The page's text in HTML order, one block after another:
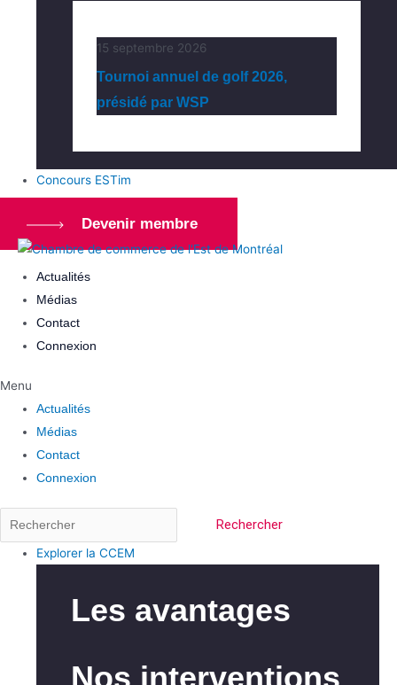
15 septembre 2026
Tournoi annuel de golf 2026,
présidé par WSP
Concours ESTim
Devenir membre
Actualités
Médias
Contact
Connexion
Menu
Actualités
Médias
Contact
Connexion
Rechercher
Explorer la CCEM
Les avantages
Nos interventions